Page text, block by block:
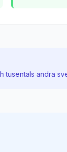
tusentals andra